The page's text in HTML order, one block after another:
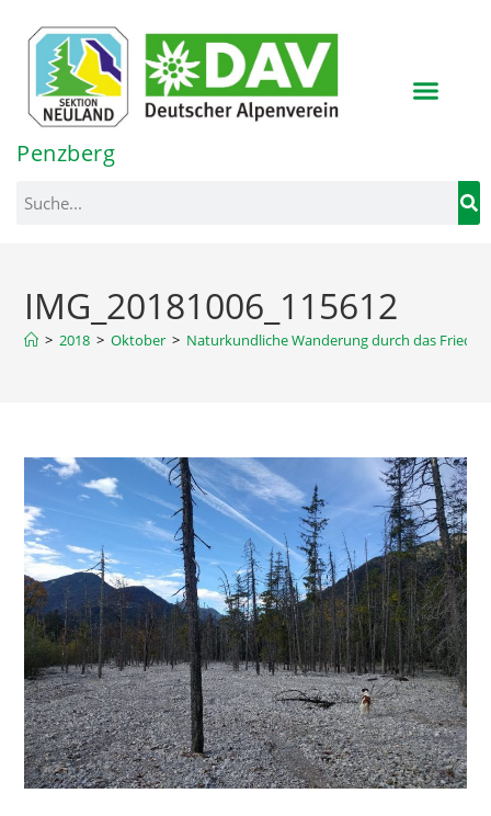
springen
Penzberg
IMG_20181006_115612
> 2018 > Oktober > Naturkundliche Wanderung durch das